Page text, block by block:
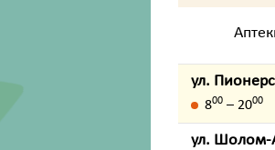
Производитель
ул.
800 – 2000
ул. Шолом-